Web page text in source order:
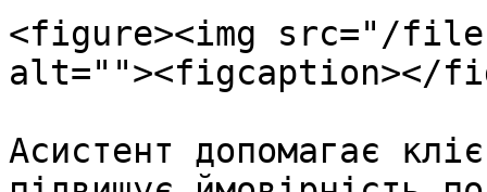
<figure><img src="/files/
alt=""><figcaption></
Асистент допомагає